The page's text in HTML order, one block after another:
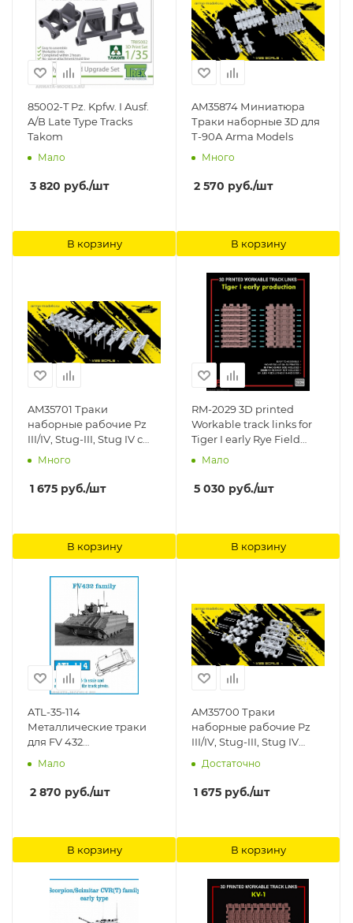
85002-T Pz. Kpfw. I Ausf.
A/B Late Type Tracks
Takom
Мало
3 820 руб./шт
В корзину
AM35874 Миниатюра
Траки наборные 3D для
Т-90А Arma Models
Много
2 570 руб./шт
В корзину
AM35701 Траки
наборные рабочие Pz
III/IV, Stug-III, Stug IV с
уширителями
3D печать Arma Models
Много
1 675 руб./шт
В корзину
RM-2029 3D printed
Workable track links for
Tiger I early Rye Field
Model (RFM)
Мало
5 030 руб./шт
В корзину
ATL-35-114
Металлические траки
для FV 432
Великобритании
Мало
2 870 руб./шт
В корзину
AM35700 Траки
наборные рабочие Pz
III/IV, Stug-III, Stug IV
поздние. 3D печать
Arma Models
Достаточно
1 675 руб./шт
В корзину